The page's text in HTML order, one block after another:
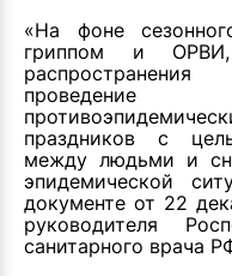
«На фоне
гриппом и
проведение
праздников с
между людьми и
эпидемической
документе от 22
руководителя
санитарного врача